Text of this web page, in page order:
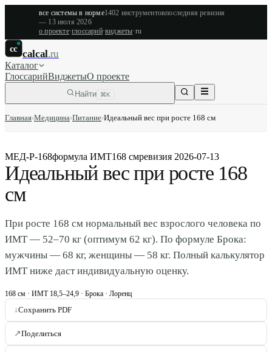
все системы в норме1402 инструментовпоследняя ревизия
— 13 июля 2026
о проекте·глоссарий·виджеты·ru
cc calcal.ru
Каталог
ГлоссарийВиджетыО проекте
Найти ⌘K
Главная›Медицина›Питание›Идеальный вес при росте 168 см
МЕД-Р-168формула ИМТ168 смревизия 2026-07-13
Идеальный вес при росте 168
см
При росте 168 см нормальный вес взрослого человека по
ИМТ — 52–70 кг (оптимум 62 кг). По формуле Брока:
мужчины — 68 кг, женщины — 58 кг. Полный калькулятор
ИМТ ниже даст индивидуальную оценку.
168 см · ИМТ 18,5–24,9 · Брока · Лоренц
↓Сохранить PDF
↗Поделиться